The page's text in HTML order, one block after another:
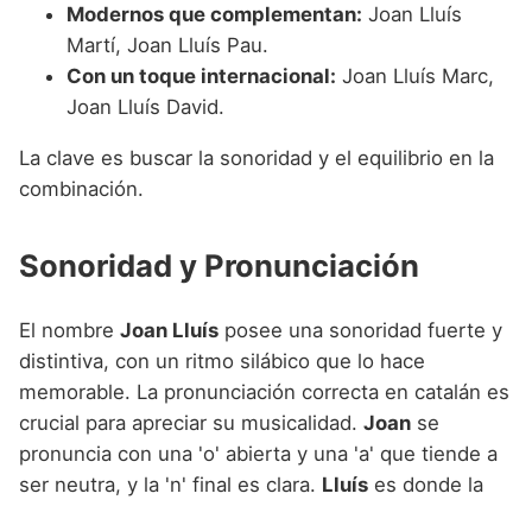
Modernos que complementan: Joan Lluís
Martí, Joan Lluís Pau.
Con un toque internacional: Joan Lluís Marc,
Joan Lluís David.
La clave es buscar la sonoridad y el equilibrio en la
combinación.
Sonoridad y Pronunciación
El nombre Joan Lluís posee una sonoridad fuerte y
distintiva, con un ritmo silábico que lo hace
memorable. La pronunciación correcta en catalán es
crucial para apreciar su musicalidad. Joan se
pronuncia con una 'o' abierta y una 'a' que tiende a
ser neutra, y la 'n' final es clara. Lluís es donde la